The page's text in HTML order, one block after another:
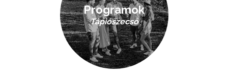
Programok
Tápiószecső